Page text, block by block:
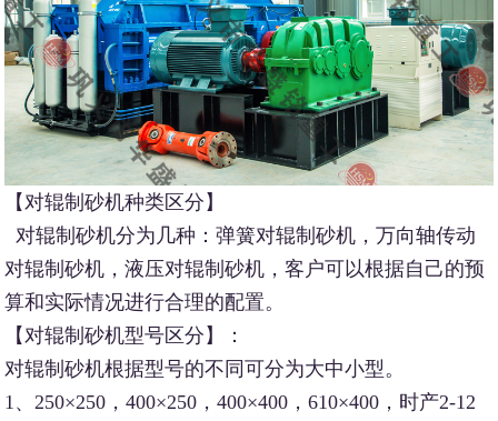
【对辊制砂机种类区分】
对辊制砂机分为几种：弹簧对辊制砂机，万向轴传动
对辊制砂机，液压对辊制砂机，客户可以根据自己的预
算和实际情况进行合理的配置。
【对辊制砂机型号区分】：
对辊制砂机根据型号的不同可分为大中小型。
1、250×250，400×250，400×400，610×400，时产2-12